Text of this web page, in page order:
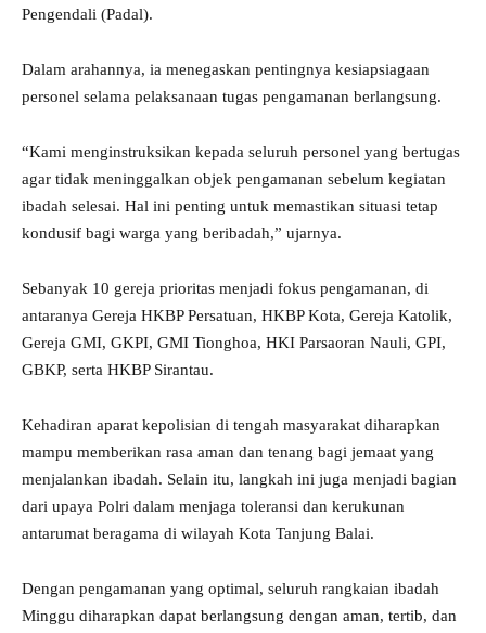
Pengendali (Padal).
Dalam arahannya, ia menegaskan pentingnya kesiapsiagaan
personel selama pelaksanaan tugas pengamanan berlangsung.
“Kami menginstruksikan kepada seluruh personel yang bertugas
agar tidak meninggalkan objek pengamanan sebelum kegiatan
ibadah selesai. Hal ini penting untuk memastikan situasi tetap
kondusif bagi warga yang beribadah,” ujarnya.
Sebanyak 10 gereja prioritas menjadi fokus pengamanan, di
antaranya Gereja HKBP Persatuan, HKBP Kota, Gereja Katolik,
Gereja GMI, GKPI, GMI Tionghoa, HKI Parsaoran Nauli, GPI,
GBKP, serta HKBP Sirantau.
Kehadiran aparat kepolisian di tengah masyarakat diharapkan
mampu memberikan rasa aman dan tenang bagi jemaat yang
menjalankan ibadah. Selain itu, langkah ini juga menjadi bagian
dari upaya Polri dalam menjaga toleransi dan kerukunan
antarumat beragama di wilayah Kota Tanjung Balai.
Dengan pengamanan yang optimal, seluruh rangkaian ibadah
Minggu diharapkan dapat berlangsung dengan aman, tertib, dan